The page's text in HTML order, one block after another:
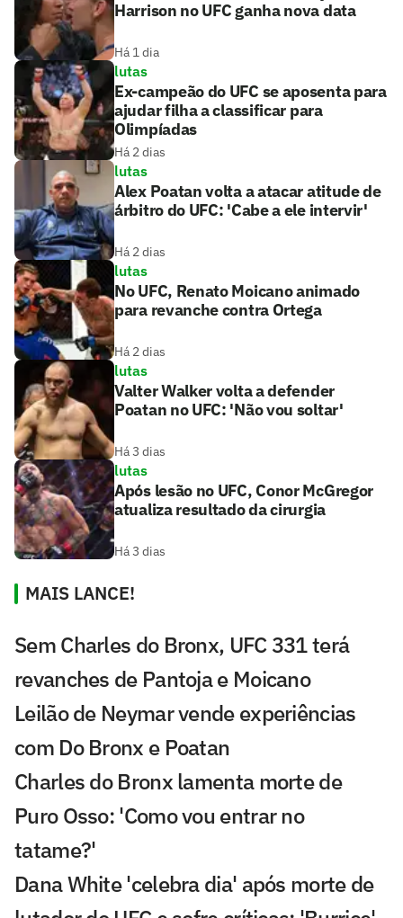
Harrison no UFC ganha nova data
Há 1 dia
lutas
Ex-campeão do UFC se aposenta para
ajudar filha a classificar para
Olimpíadas
Há 2 dias
lutas
Alex Poatan volta a atacar atitude de
árbitro do UFC: 'Cabe a ele intervir'
Há 2 dias
lutas
No UFC, Renato Moicano animado
para revanche contra Ortega
Há 2 dias
lutas
Valter Walker volta a defender
Poatan no UFC: 'Não vou soltar'
Há 3 dias
lutas
Após lesão no UFC, Conor McGregor
atualiza resultado da cirurgia
Há 3 dias
MAIS LANCE!
Sem Charles do Bronx, UFC 331 terá
revanches de Pantoja e Moicano
Leilão de Neymar vende experiências
com Do Bronx e Poatan
Charles do Bronx lamenta morte de
Puro Osso: 'Como vou entrar no
tatame?'
Dana White 'celebra dia' após morte de